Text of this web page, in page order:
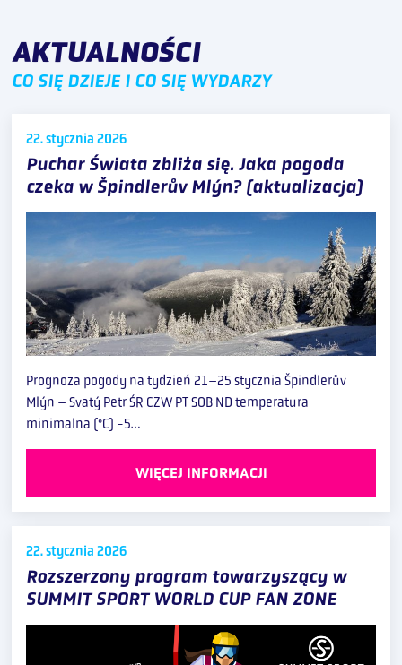
AKTUALNOŚCI
CO SIĘ DZIEJE I CO SIĘ WYDARZY
22. stycznia 2026
Puchar Świata zbliża się. Jaka pogoda
czeka w Špindlerův Mlýn? (aktualizacja)
Prognoza pogody na tydzień 21–25 stycznia Špindlerův
Mlýn – Svatý Petr ŚR CZW PT SOB ND temperatura
minimalna (°C) -5…
WIĘCEJ INFORMACJI
22. stycznia 2026
Rozszerzony program towarzyszący w
SUMMIT SPORT WORLD CUP FAN ZONE